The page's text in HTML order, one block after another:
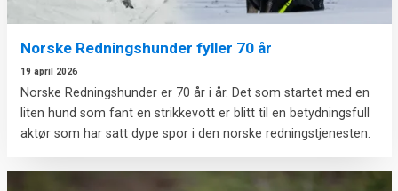
Norske Redningshunder fyller 70 år
19 april 2026
Norske Redningshunder er 70 år i år. Det som startet med en
liten hund som fant en strikkevott er blitt til en betydningsfull
aktør som har satt dype spor i den norske redningstjenesten.